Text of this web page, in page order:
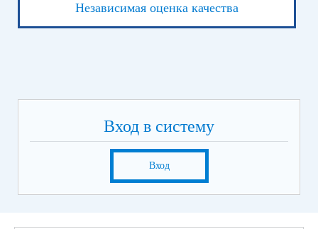
Независимая оценка качества
Вход в систему
Вход